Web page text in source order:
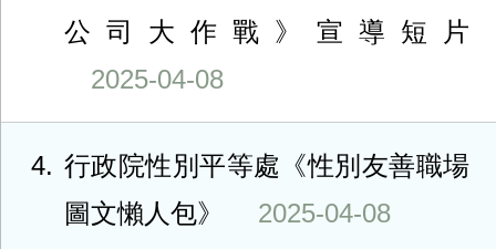
公司大作戰》宣導短片
2025-04-08
4
行政院性別平等處《性別友善職場
圖文懶人包》
2025-04-08